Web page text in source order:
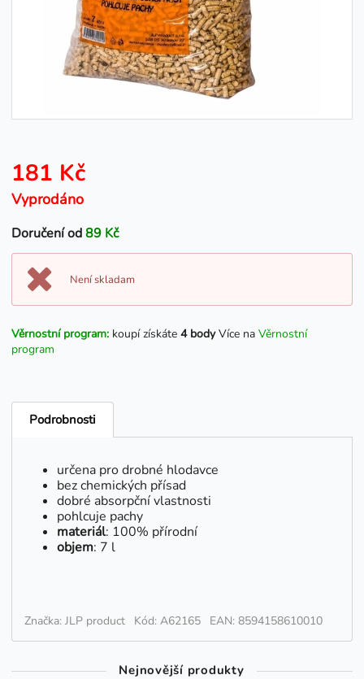
181 Kč
Vyprodáno
Doručení od89 Kč
Není skladam
Věrnostní program: koupí získáte 4 bodyVíce na Věrnostní
program
Podrobnosti
určena pro drobné hlodavce
bez chemických přísad
dobré absorpční vlastnosti
pohlcuje pachy
materiál: 100% přírodní
objem: 7 l
Značka: JLP product Kód: A62165 EAN: 8594158610010
Nejnovější produkty